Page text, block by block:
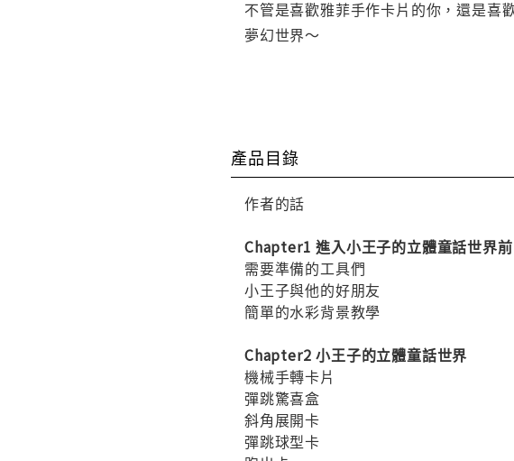
不管是喜歡雅菲手作卡片的你，還是喜
夢幻世界～
產品目錄
作者的話
Chapter1 進入小王子的立體童話世界
需要準備的工具們
小王子與他的好朋友
簡單的水彩背景教學
Chapter2 小王子的立體童話世界
機械手轉卡片
彈跳驚喜盒
斜角展開卡
彈跳球型卡